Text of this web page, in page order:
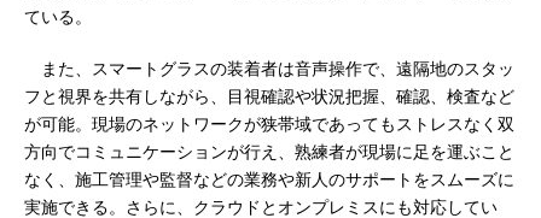
ている。
また、スマートグラスの装着者は音声操作で、遠隔地のスタッ
フと視界を共有しながら、目視確認や状況把握、確認、検査など
が可能。現場のネットワークが狭帯域であってもストレスなく双
方向でコミュニケーションが行え、熟練者が現場に足を運ぶこと
なく、施工管理や監督などの業務や新人のサポートをスムーズに
実施できる。さらに、クラウドとオンプレミスにも対応してい